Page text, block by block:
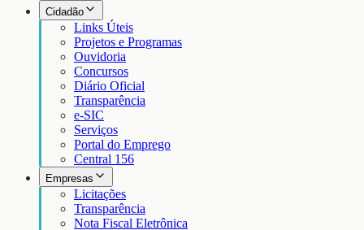
Cidadão
Links Úteis
Projetos e Programas
Ouvidoria
Concursos
Diário Oficial
Transparência
e-SIC
Serviços
Portal do Emprego
Central 156
Empresas
Licitações
Transparência
Nota Fiscal Eletrônica